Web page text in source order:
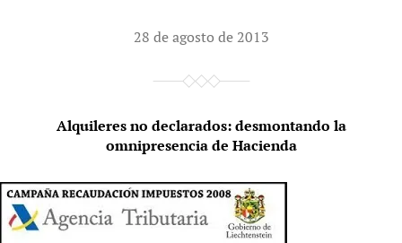
28 de agosto de 2013
Alquileres no declarados: desmontando la
omnipresencia de Hacienda